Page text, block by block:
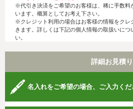
※代引き決済をご希望のお客様は、稀に手数料
います。概算としてお考え下さい。
※クレジット利用の場合はお客様の情報をクレ
きます。詳しくは下記の個人情報の取扱いにつ
い。
詳細お見積り
名入れをご希望の場合、ご入力くだ